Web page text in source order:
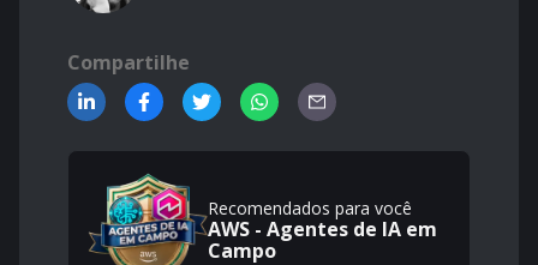
Compartilhe
Recomendados para você
AWS - Agentes de IA em
Campo